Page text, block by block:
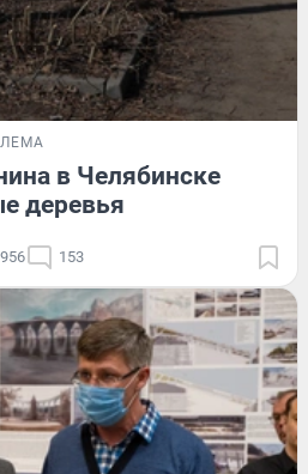
в Челябинске
деревья
153